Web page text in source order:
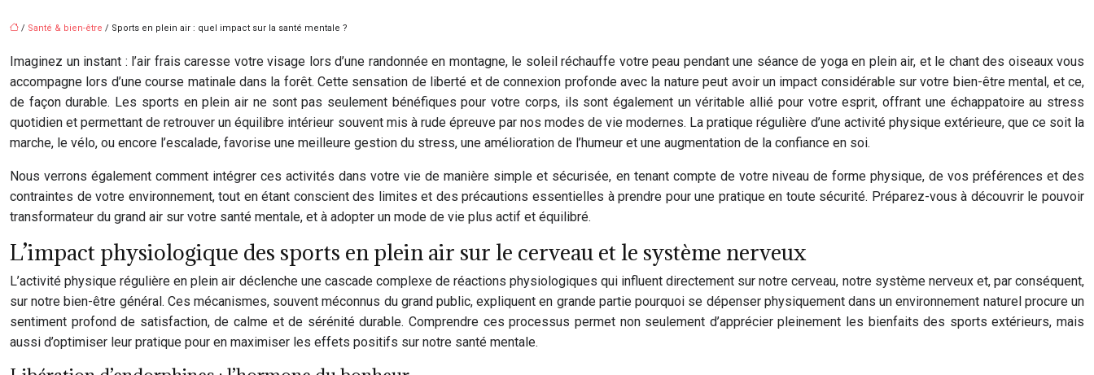
/ Santé & bien-être / Sports en plein air : quel impact sur la santé mentale ?
Imaginez un instant : l’air frais caresse votre visage lors d’une randonnée en montagne, le soleil réchauffe votre peau pendant une séance de yoga en plein air, et le chant des oiseaux vous
accompagne lors d’une course matinale dans la forêt. Cette sensation de liberté et de connexion profonde avec la nature peut avoir un impact considérable sur votre bien-être mental, et ce,
de façon durable. Les sports en plein air ne sont pas seulement bénéfiques pour votre corps, ils sont également un véritable allié pour votre esprit, offrant une échappatoire au stress
quotidien et permettant de retrouver un équilibre intérieur souvent mis à rude épreuve par nos modes de vie modernes. La pratique régulière d’une activité physique extérieure, que ce soit la
marche, le vélo, ou encore l’escalade, favorise une meilleure gestion du stress, une amélioration de l’humeur et une augmentation de la confiance en soi.
Nous verrons également comment intégrer ces activités dans votre vie de manière simple et sécurisée, en tenant compte de votre niveau de forme physique, de vos préférences et des
contraintes de votre environnement, tout en étant conscient des limites et des précautions essentielles à prendre pour une pratique en toute sécurité. Préparez-vous à découvrir le pouvoir
transformateur du grand air sur votre santé mentale, et à adopter un mode de vie plus actif et équilibré.
L’impact physiologique des sports en plein air sur le cerveau et le système nerveux
L’activité physique régulière en plein air déclenche une cascade complexe de réactions physiologiques qui influent directement sur notre cerveau, notre système nerveux et, par conséquent,
sur notre bien-être général. Ces mécanismes, souvent méconnus du grand public, expliquent en grande partie pourquoi se dépenser physiquement dans un environnement naturel procure un
sentiment profond de satisfaction, de calme et de sérénité durable. Comprendre ces processus permet non seulement d’apprécier pleinement les bienfaits des sports extérieurs, mais
aussi d’optimiser leur pratique pour en maximiser les effets positifs sur notre santé mentale.